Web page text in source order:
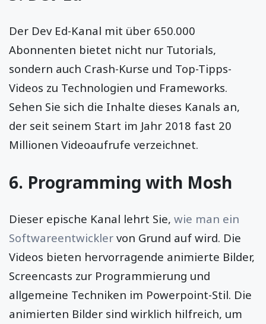
Der Dev Ed-Kanal mit über 650.000
Abonnenten bietet nicht nur Tutorials,
sondern auch Crash-Kurse und Top-Tipps-
Videos zu Technologien und Frameworks.
Sehen Sie sich die Inhalte dieses Kanals an,
der seit seinem Start im Jahr 2018 fast 20
Millionen Videoaufrufe verzeichnet.
6. Programming with Mosh
Dieser epische Kanal lehrt Sie, wie man ein
Softwareentwickler von Grund auf wird. Die
Videos bieten hervorragende animierte Bilder,
Screencasts zur Programmierung und
allgemeine Techniken im Powerpoint-Stil. Die
animierten Bilder sind wirklich hilfreich, um